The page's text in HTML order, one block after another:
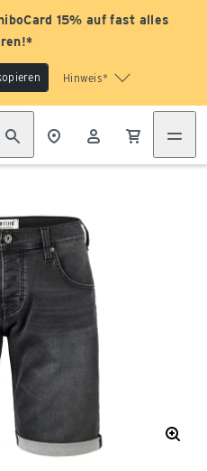
15% auf fast alles
Hinweis*